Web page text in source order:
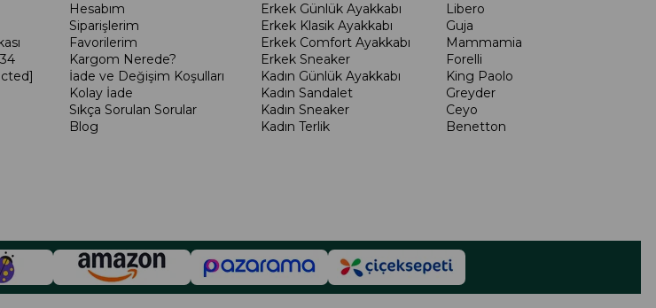
Hesabım
Siparişlerim
Favorilerim
Kargom Nerede?
İade ve Değişim Koşulları
Kolay İade
Sıkça Sorulan Sorular
Blog
Erkek Günlük Ayakkabı
Erkek Klasik Ayakkabı
Erkek Comfort Ayakkabı
Erkek Sneaker
Kadın Günlük Ayakkabı
Kadın Sandalet
Kadın Sneaker
Kadın Terlik
Libero
Guja
Mammamia
Forelli
King Paolo
Greyder
Ceyo
Benetton